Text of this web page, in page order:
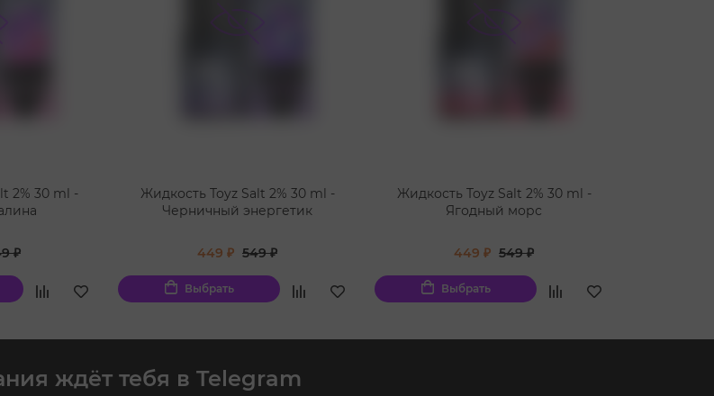
2% 30 ml -
₽
Жидкость Toyz Salt 2% 30 ml -
Черничный энергетик
449 ₽ 549 ₽
Выбрать
Жидкость Toyz Salt 2% 30 ml -
Ягодный морс
449 ₽ 549 ₽
Выбрать
ждёт тебя в Telegram